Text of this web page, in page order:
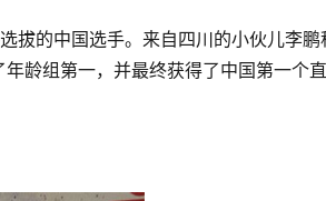
拔的中国选手。 来自四川的小伙儿李鹏
龄组第一，并最终获得了中国第一个